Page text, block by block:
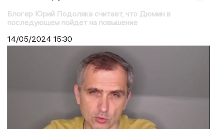
Блогер Юрий Подоляка считает, что Дюмин в
последующем пойдет на повышение
14/05/2024 15:30